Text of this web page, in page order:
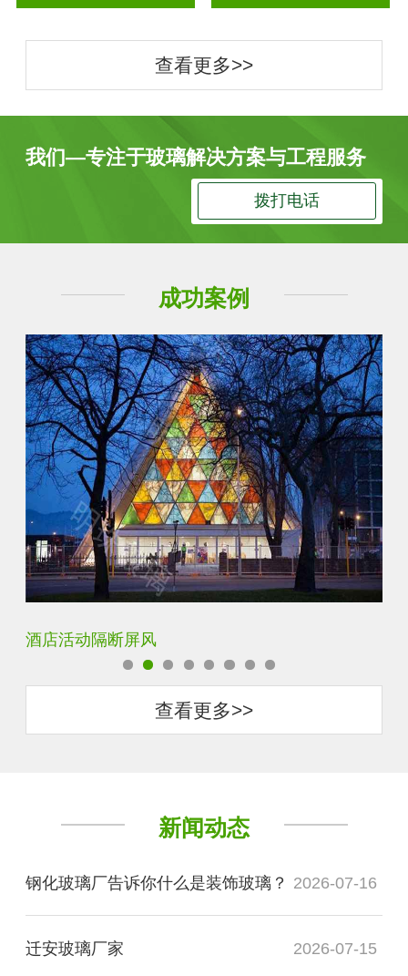
查看更多>>
我们—专注于玻璃解决方案与工程服务
拨打电话
成功案例
银玻长虹玻璃玄关隔断
查看更多>>
新闻动态
钢化玻璃厂告诉你什么是装饰玻璃？ 2026-07-16
迁安玻璃厂家 2026-07-15